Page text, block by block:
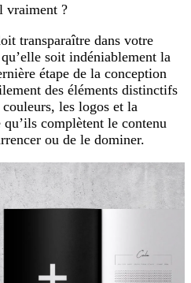
vraiment ?
transparaître dans votre
soit indéniablement la
étape de la conception
des éléments distinctifs
les logos et la
complètent le contenu
ou de le dominer.